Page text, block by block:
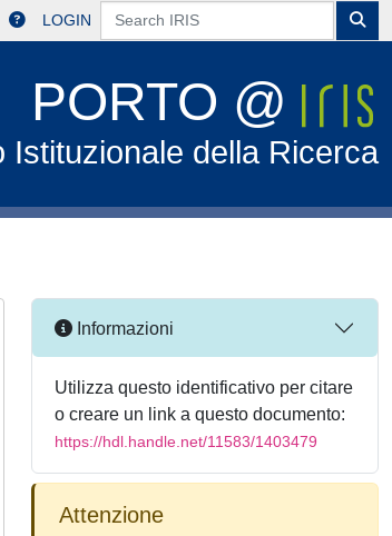
LOGIN
PORTO @
Istituzionale della Ricerca
Informazioni
Utilizza questo identificativo per citare
o creare un link a questo documento:
https://hdl.handle.net/11583/1403479
Attenzione